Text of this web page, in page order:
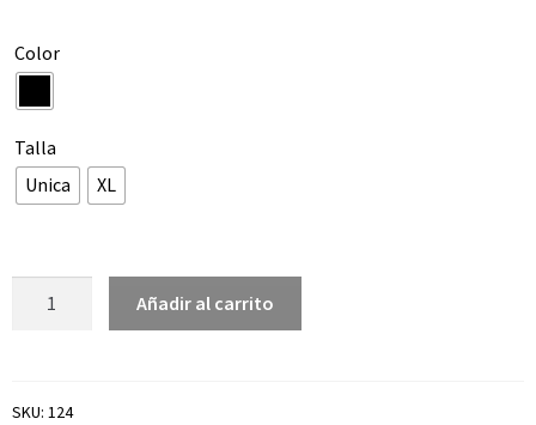
Color
Talla
Unica
XL
Añadir al carrito
SKU: 124